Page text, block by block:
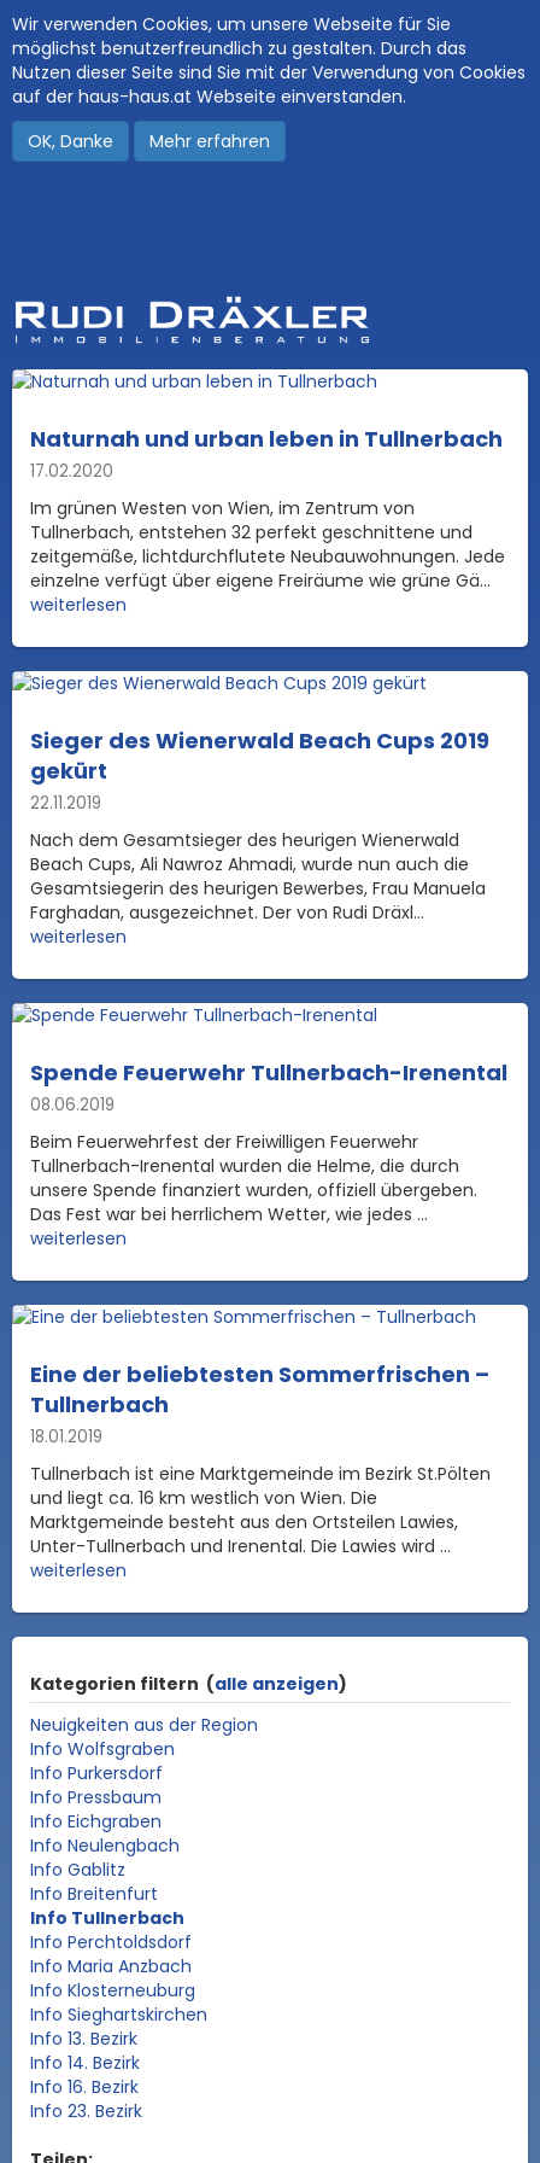
Wir verwenden Cookies, um unsere Webseite für Sie
möglichst benutzerfreundlich zu gestalten. Durch das
Nutzen dieser Seite sind Sie mit der Verwendung von Cookies
auf der haus-haus.at Webseite einverstanden.
OK, Danke
Mehr erfahren
Naturnah und urban leben in Tullnerbach
17.02.2020
Im grünen Westen von Wien, im Zentrum von
Tullnerbach, entstehen 32 perfekt geschnittene und
zeitgemäße, lichtdurchflutete Neubauwohnungen. Jede
einzelne verfügt über eigene Freiräume wie grüne Gä...
weiterlesen
Sieger des Wienerwald Beach Cups 2019
gekürt
22.11.2019
Nach dem Gesamtsieger des heurigen Wienerwald
Beach Cups, Ali Nawroz Ahmadi, wurde nun auch die
Gesamtsiegerin des heurigen Bewerbes, Frau Manuela
Farghadan, ausgezeichnet. Der von Rudi Dräxl...
weiterlesen
Spende Feuerwehr Tullnerbach-Irenental
08.06.2019
Beim Feuerwehrfest der Freiwilligen Feuerwehr
Tullnerbach-Irenental wurden die Helme, die durch
unsere Spende finanziert wurden, offiziell übergeben.
Das Fest war bei herrlichem Wetter, wie jedes ...
weiterlesen
Eine der beliebtesten Sommerfrischen –
Tullnerbach
18.01.2019
Tullnerbach ist eine Marktgemeinde im Bezirk St.Pölten
und liegt ca. 16 km westlich von Wien. Die
Marktgemeinde besteht aus den Ortsteilen Lawies,
Unter-Tullnerbach und Irenental. Die Lawies wird ...
weiterlesen
Kategorien filtern (alle anzeigen)
Neuigkeiten aus der Region
Info Wolfsgraben
Info Purkersdorf
Info Pressbaum
Info Eichgraben
Info Neulengbach
Info Gablitz
Info Breitenfurt
Info Tullnerbach
Info Perchtoldsdorf
Info Maria Anzbach
Info Klosterneuburg
Info Sieghartskirchen
Info 13. Bezirk
Info 14. Bezirk
Info 16. Bezirk
Info 23. Bezirk